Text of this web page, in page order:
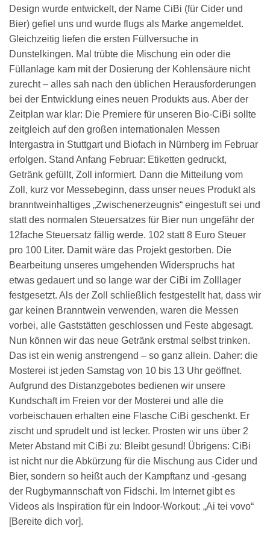
Design wurde entwickelt, der Name CiBi (für Cider und
Bier) gefiel uns und wurde flugs als Marke angemeldet.
Gleichzeitig liefen die ersten Füllversuche in
Dunstelkingen. Mal trübte die Mischung ein oder die
Füllanlage kam mit der Dosierung der Kohlensäure nicht
zurecht – alles sah nach den üblichen Herausforderungen
bei der Entwicklung eines neuen Produkts aus. Aber der
Zeitplan war klar: Die Premiere für unseren Bio-CiBi sollte
zeitgleich auf den großen internationalen Messen
Intergastra in Stuttgart und Biofach in Nürnberg im Februar
erfolgen. Stand Anfang Februar: Etiketten gedruckt,
Getränk gefüllt, Zoll informiert. Dann die Mitteilung vom
Zoll, kurz vor Messebeginn, dass unser neues Produkt als
branntweinhaltiges „Zwischenerzeugnis“ eingestuft sei und
statt des normalen Steuersatzes für Bier nun ungefähr der
12fache Steuersatz fällig werde. 102 statt 8 Euro Steuer
pro 100 Liter. Damit wäre das Projekt gestorben. Die
Bearbeitung unseres umgehenden Widerspruchs hat
etwas gedauert und so lange war der CiBi im Zolllager
festgesetzt. Als der Zoll schließlich festgestellt hat, dass wir
gar keinen Branntwein verwenden, waren die Messen
vorbei, alle Gaststätten geschlossen und Feste abgesagt.
Nun können wir das neue Getränk erstmal selbst trinken.
Das ist ein wenig anstrengend – so ganz allein. Daher: die
Mosterei ist jeden Samstag von 10 bis 13 Uhr geöffnet.
Aufgrund des Distanzgebotes bedienen wir unsere
Kundschaft im Freien vor der Mosterei und alle die
vorbeischauen erhalten eine Flasche CiBi geschenkt. Er
zischt und sprudelt und ist lecker. Prosten wir uns über 2
Meter Abstand mit CiBi zu: Bleibt gesund! Übrigens: CiBi
ist nicht nur die Abkürzung für die Mischung aus Cider und
Bier, sondern so heißt auch der Kampftanz und -gesang
der Rugbymannschaft von Fidschi. Im Internet gibt es
Videos als Inspiration für ein Indoor-Workout: „Ai tei vovo“
[Bereite dich vor].